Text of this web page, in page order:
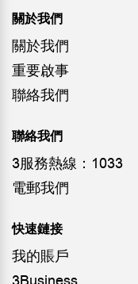
關於我們
關於我們
重要啟事
聯絡我們
聯絡我們
3服務熱線：1033
電郵我們
快速鏈接
我的賬戶